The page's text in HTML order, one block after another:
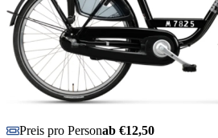
Preis pro Personab €12,50